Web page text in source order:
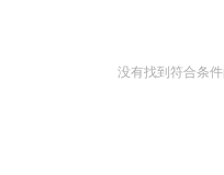
没有找到符合条